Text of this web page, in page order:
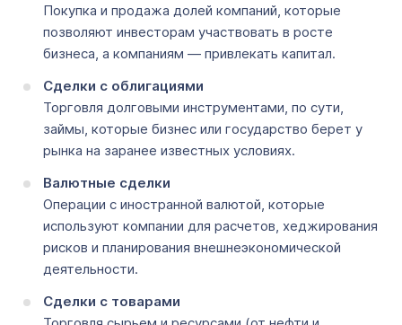
Покупка и продажа долей компаний, которые
позволяют инвесторам участвовать в росте
бизнеса, а компаниям — привлекать капитал.
Сделки с облигациями
Торговля долговыми инструментами, по сути,
займы, которые бизнес или государство берет у
рынка на заранее известных условиях.
Валютные сделки
Операции с иностранной валютой, которые
используют компании для расчетов, хеджирования
рисков и планирования внешнеэкономической
деятельности.
Сделки с товарами